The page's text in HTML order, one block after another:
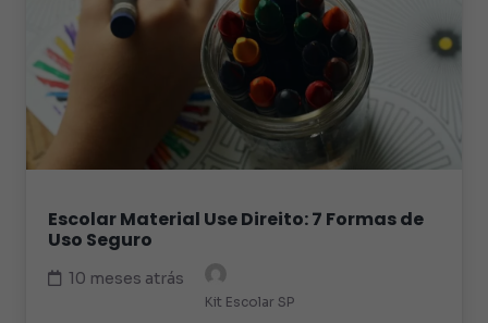
Escolar Material Use Direito: 7 Formas de
Uso Seguro
10 meses atrás
Kit Escolar SP